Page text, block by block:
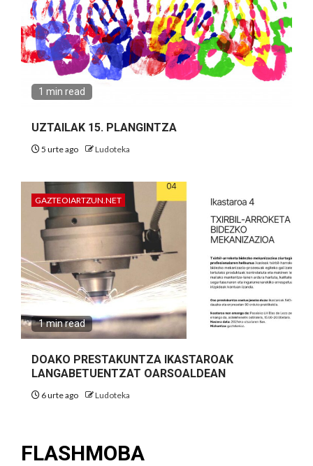
1 min read
UZTAILAK 15. PLANGINTZA
5 urte ago Ludoteka
GAZTEOIARTZUN.NET
1 min read
DOAKO PRESTAKUNTZA IKASTAROAK
LANGABETUENTZAT OARSOALDEAN
6 urte ago Ludoteka
FLASHMOBA